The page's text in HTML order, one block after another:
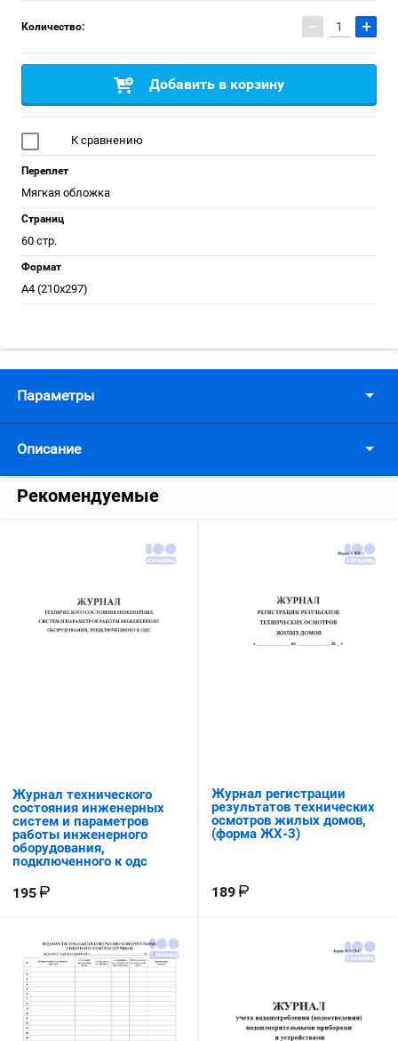
Количество: − +
Добавить в корзину
К сравнению
Переплет
Мягкая обложка
Страниц
60 стр.
Формат
А4 (210x297)
Параметры
Описание
Рекомендуемые
Журнал технического
состояния инженерных
систем и параметров
работы инженерного
оборудования,
подключенного к одс
195
Журнал регистрации
результатов технических
осмотров жилых домов,
(форма ЖХ-3)
189